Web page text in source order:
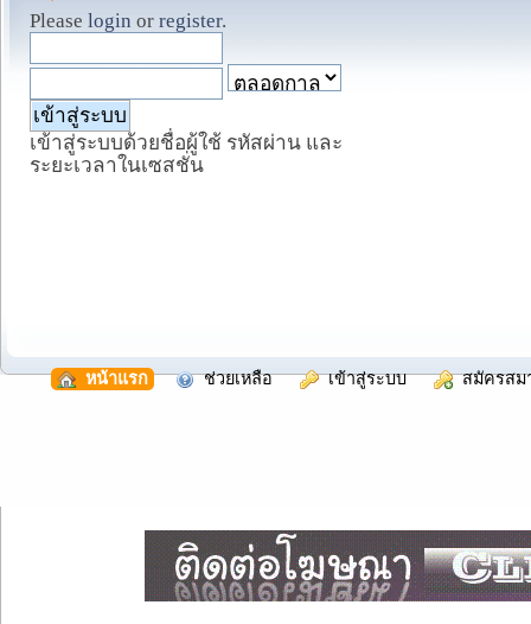
Please login or register.
เข้าสู่ระบบด้วยชื่อผู้ใช้ รหัสผ่าน และ
ระยะเวลาในเซสชั่น
หน้าแรก ช่วยเหลือ เข้าสู่ระบบ สมัครสม